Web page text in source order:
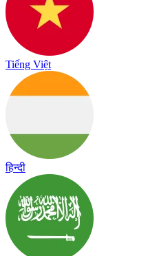
Tiếng Việt
हिन्दी